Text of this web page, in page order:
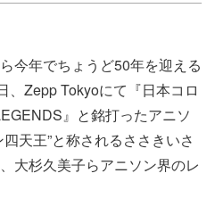
今年でちょうど50年を迎える
、Zepp Tokyoにて『​日本コロ
』と銘打ったアニソ
天王”​と称されるささきいさ
大杉久美子らアニソン界のレ